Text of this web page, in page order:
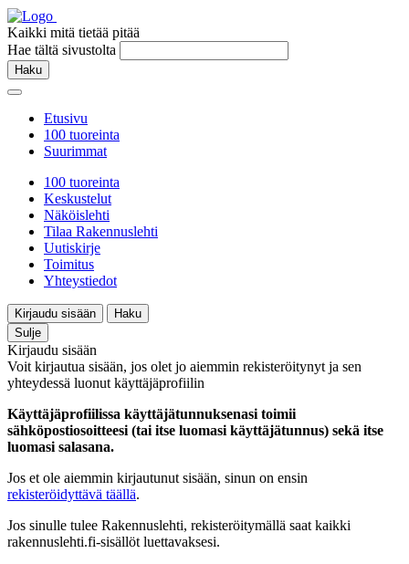
Kaikki mitä tietää pitää
Hae tältä sivustolta
Haku
Etusivu
100 tuoreinta
Suurimmat
100 tuoreinta
Keskustelut
Näköislehti
Tilaa Rakennuslehti
Uutiskirje
Toimitus
Yhteystiedot
Kirjaudu sisään
Haku
Sulje
Kirjaudu sisään
Voit kirjautua sisään, jos olet jo aiemmin rekisteröitynyt ja sen
yhteydessä luonut käyttäjäprofiilin
Käyttäjäprofiilissa käyttäjätunnuksenasi toimii
sähköpostiosoitteesi (tai itse luomasi käyttäjätunnus) sekä itse
luomasi salasana.
Jos et ole aiemmin kirjautunut sisään, sinun on ensin
rekisteröidyttävä täällä.
Jos sinulle tulee Rakennuslehti, rekisteröitymällä saat kaikki
rakennuslehti.fi-sisällöt luettavaksesi.